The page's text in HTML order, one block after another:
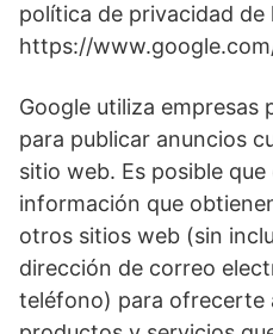
política de privacidad
https://
Google utiliza empresas
para publicar anuncios
sitio web. Es posible
información que
otros sitios web (sin
dirección de correo
teléfono) para ofrecerte